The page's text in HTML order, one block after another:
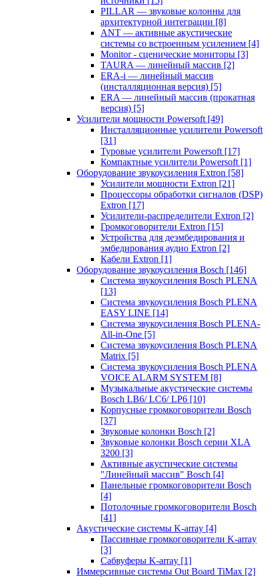
PILLAR — звуковые колонны для
архитектурной интеграции [8]
ANT — активные акустические
системы со встроенным усилением [4]
Monitor - сценические мониторы [3]
TAURA — линейный массив [2]
ERA-i — линейный массив
(инсталляционная версия) [5]
ERA — линейный массив (прокатная
версия) [5]
Усилители мощности Powersoft [49]
Инсталляционные усилители Powersoft
[31]
Туровые усилители Powersoft [17]
Компактные усилители Powersoft [1]
Оборудование звукоусиления Extron [58]
Усилители мощности Extron [21]
Процессоры обработки сигналов (DSP)
Extron [17]
Усилители-распределители Extron [2]
Громкоговорители Extron [15]
Устройства для деэмбедирования и
эмбедирования аудио Extron [2]
Кабели Extron [1]
Оборудование звукоусиления Bosch [146]
Система звукоусиления Bosch PLENA
[13]
Система звукоусиления Bosch PLENA
EASY LINE [14]
Система звукоусиления Bosch PLENA-
All-in-One [5]
Система звукоусиления Bosch PLENA
Matrix [5]
Система звукоусиления Bosch PLENA
VOICE ALARM SYSTEM [8]
Музыкальные акустические системы
Bosch LB6/ LC6/ LP6 [10]
Корпусные громкоговорители Bosch
[37]
Звуковые колонки Bosch [2]
Звуковые колонки Bosch серии XLA
3200 [3]
Активные акустические системы
"Линейный массив" Bosch [4]
Панельные громкоговорители Bosch
[4]
Потолочные громкоговорители Bosch
[41]
Акустические системы K-array [4]
Пассивные громкоговорители K-array
[3]
Сабвуферы K-array [1]
Иммерсивные системы Out Board TiMax [2]